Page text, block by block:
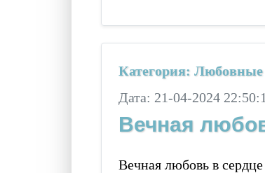
Категория: Любовные
Дата: 21-04-2024
Вечная
Вечная любовь в сердце